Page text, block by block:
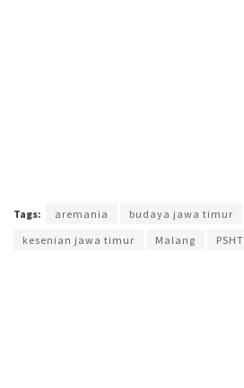
Tags: aremania budaya jawa timur
kesenian jawa timur
Malang PSHT